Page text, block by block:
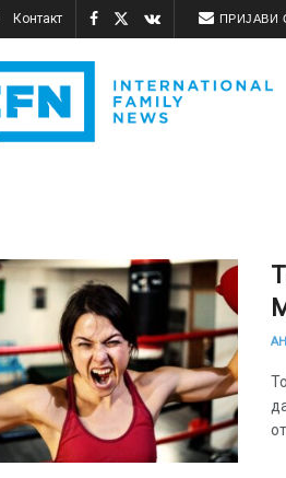
Контакт ПРИЈАВИ